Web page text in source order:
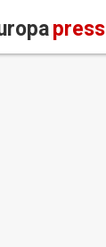
press